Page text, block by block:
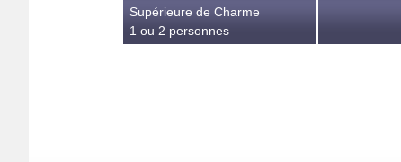
Supérieure de Charme
1 ou 2 personnes